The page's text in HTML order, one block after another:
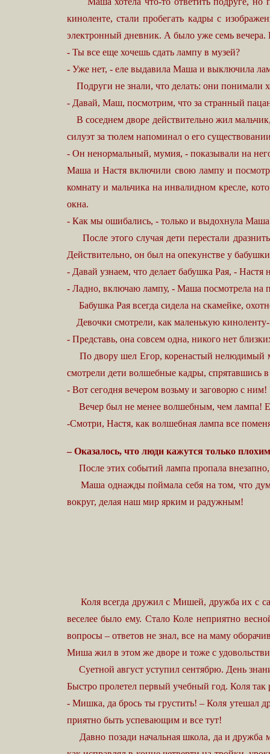
киноленте, стали пробегать кадры с
электронный дневник. А было уже семь вечера.
- Ты все еще хочешь сдать лампу в музей?
- Уже нет, - еле выдавила Маша и выключила
Подруги не знали, что делать: они понимали
- Давай, Маш, посмотрим, что за странный
В соседнем дворе действительно жил
силуэт за тюлем напоминал о его
- Он ненормальный, мумия, - показывали на
Маша и Настя включили свою лампу и
комнату и мальчика на инвалидном кресле,
окна.
- Как мы ошибались, - только и выдохнула
После этого случая дети перестали
Действительно, он был на опекунстве у
- Давай узнаем, что делает бабушка Рая, - Настя
- Ладно, включаю лампу, - Маша посмотрела на
Бабушка Рая всегда сидела на скамейке,
Девочки смотрели, как маленькую киноленту-
- Представь, она совсем одна, никого нет
По двору шел Егор, коренастый нелюдимый
смотрели дети волшебные кадры, спрятавшись
- Вот сегодня вечером возьму и заговорю с
Вечер был не менее волшебным, чем лампа!
-Смотри, Настя, как волшебная лампа все
– Оказалось, что люди кажутся только
После этих событий лампа пропала внезапно,
Маша однажды поймала себя на том, что
вокруг, делая наш мир ярким и радужным!
Коля всегда дружил с Мишей, дружба их с
веселее было ему. Стало Коле неприятно
вопросы – ответов не знал, все на маму
Миша жил в этом же дворе и тоже с
Суетной август уступил сентябрю. День
Быстро пролетел первый учебный год. Коля так
- Мишка, да брось ты грустить! – Коля утешал
приятно быть успевающим и все тут!
Давно позади начальная школа, да и дружба